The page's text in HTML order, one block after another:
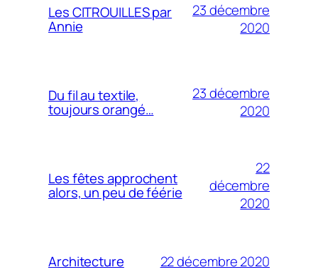
Les CITROUILLES par
Annie
23 décembre
2020
Du fil au textile,
toujours orangé…
23 décembre
2020
Les fêtes approchent
alors, un peu de féérie
22
décembre
2020
Architecture 22 décembre 2020